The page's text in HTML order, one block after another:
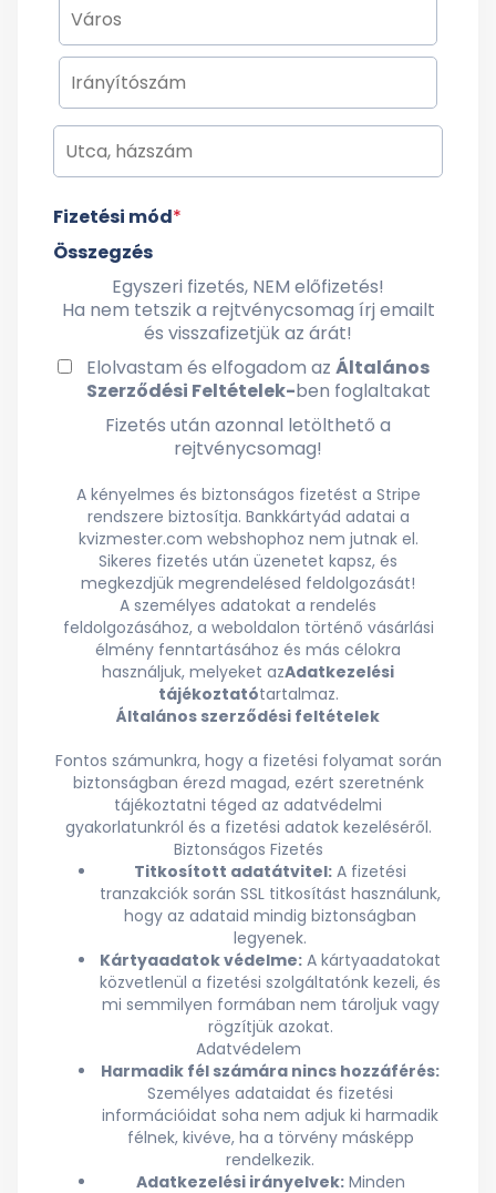
Fizetési mód*
Összegzés
Egyszeri fizetés, NEM előfizetés!
Ha nem tetszik a rejtvénycsomag írj emailt
és visszafizetjük az árát!
Elolvastam és elfogadom az Általános
Szerződési Feltételek-ben foglaltakat
Fizetés után azonnal letölthető a
rejtvénycsomag!
A kényelmes és biztonságos fizetést a Stripe
rendszere biztosítja. Bankkártyád adatai a
kvizmester.com webshophoz nem jutnak el.
Sikeres fizetés után üzenetet kapsz, és
megkezdjük megrendelésed feldolgozását!
A személyes adatokat a rendelés
feldolgozásához, a weboldalon történő vásárlási
élmény fenntartásához és más célokra
használjuk, melyeket azAdatkezelési
tájékoztatótartalmaz.
Általános szerződési feltételek
Fontos számunkra, hogy a fizetési folyamat során
biztonságban érezd magad, ezért szeretnénk
tájékoztatni téged az adatvédelmi
gyakorlatunkról és a fizetési adatok kezeléséről.
Biztonságos Fizetés
Titkosított adatátvitel: A fizetési
tranzakciók során SSL titkosítást használunk,
hogy az adataid mindig biztonságban
legyenek.
Kártyaadatok védelme: A kártyaadatokat
közvetlenül a fizetési szolgáltatónk kezeli, és
mi semmilyen formában nem tároljuk vagy
rögzítjük azokat.
Adatvédelem
Harmadik fél számára nincs hozzáférés:
Személyes adataidat és fizetési
információidat soha nem adjuk ki harmadik
félnek, kivéve, ha a törvény másképp
rendelkezik.
Adatkezelési irányelvek:Minden